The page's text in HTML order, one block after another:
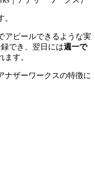
アピールできるような実
でき、翌日には週一で
ます。
ナザーワークスの特徴に